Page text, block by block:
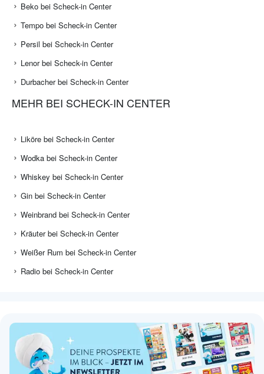
Beko bei Scheck-in Center
Tempo bei Scheck-in Center
Persil bei Scheck-in Center
Lenor bei Scheck-in Center
Durbacher bei Scheck-in Center
MEHR BEI SCHECK-IN CENTER
Liköre bei Scheck-in Center
Wodka bei Scheck-in Center
Whiskey bei Scheck-in Center
Gin bei Scheck-in Center
Weinbrand bei Scheck-in Center
Kräuter bei Scheck-in Center
Weißer Rum bei Scheck-in Center
Radio bei Scheck-in Center